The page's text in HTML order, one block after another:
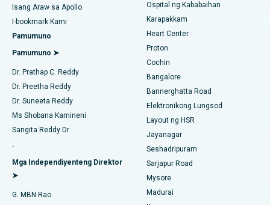
Maghanap ng Urologist
Maghanap ng Diabetologist
Maghanap ng Ginekologo
Maghanap ng Pangkalahatang Doktor
Pinakamahusay na Ospital sa Tondiarpet, Chennai
Pinakamahusay na Ospital sa Kotturpuram, Chennai
Pinakamahusay na Ospital sa Kovai Road, Karur
Pinakamahusay na Ospital sa Karapakkam, Chennai
Pinakamahusay na Ospital sa Arilova, Vizag
Pinakamahusay na Ospital sa Kanpur Road, Lucknow
Pinakamahusay na Ospital sa Sektor-26, Noida
Pinakamahusay na Ospital sa Gandhinagar, Ahmedabad
Kapalit na Transcatheter Aortic Valve
Pag-aayos ng MitraClip Valve
Minimally Invasive Cardiac Surgery
Pagwawaksi ng Catheter
ACL Reconstruction Surgery
Pagpapalit ng Balikat na Balikat
Endometrial Ablation
Isang Araw sa Apollo
I-bookmark Kami
Pamumuno
Pamumuno ➤
Dr. Prathap C. Reddy
Dr. Preetha Reddy
Dr. Suneeta Reddy
Ms Shobana Kamineni
Sangita Reddy Dr
.
Mga Independiyenteng Direktor
➤
G. MBN Rao
Ospital ng Kababaihan
Karapakkam
Heart Center
Proton
Cochin
Bangalore
Bannerghatta Road
Elektronikong Lungsod
Layout ng HSR
Jayanagar
Seshadripuram
Sarjapur Road
Mysore
Madurai